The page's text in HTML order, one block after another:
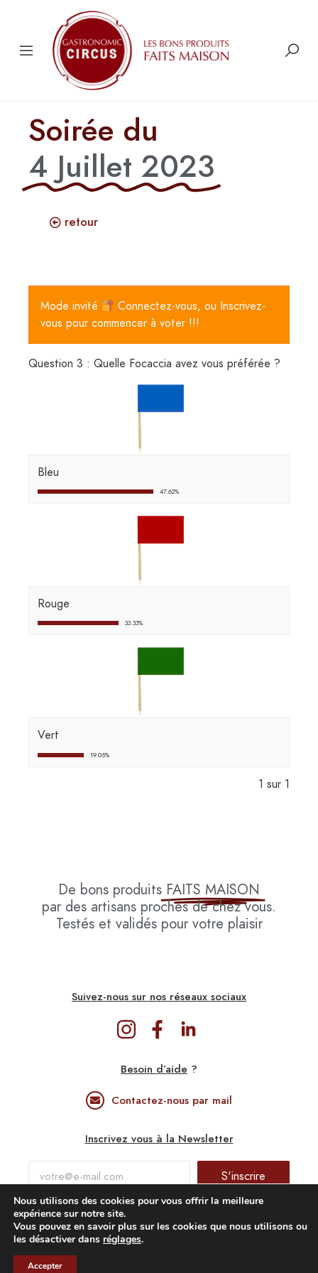
Soirée du
4 Juillet 2023
retour
Mode invité
Connectez-vous, ou Inscrivez-
vous pour commencer à voter !!!
Question 3 : Quelle Focaccia avez vous préférée ?
Bleu
47.62%
Rouge
33.33%
Vert
19.05%
1 sur 1
De bons produits FAITS MAISON
par des artisans proches de chez vous.
Testés et validés pour votre plaisir
Suivez-nous sur nos réseaux sociaux
Besoin d’aide ?
Contactez-nous par mail
Inscrivez vous à la Newsletter
S'inscrire
Confidentialité & Mentions légales
2023© Gastronomic Circus. All rights reserved.
Nous utilisons des cookies pour vous offrir la meilleure
expérience sur notre site.
Vous pouvez en savoir plus sur les cookies que nous utilisons ou
les désactiver dans réglages.
Accepter